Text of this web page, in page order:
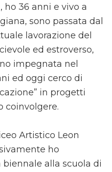
ho 36 anni e vivo a
sono passata dal
lavorazione del
ed estroverso,
impegnata nel
ed oggi cerco di
in progetti
coinvolgere.
Artistico Leon
ho
alla scuola di